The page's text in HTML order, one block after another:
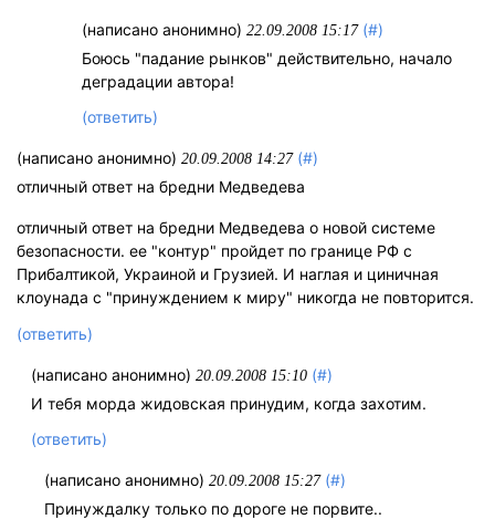
(написано анонимно)22.09.2008 15:17 (#)
Боюсь "падание рынков" действительно, начало
деградации автора!
(ответить)
(написано анонимно) 20.09.2008 14:27 (#)
отличный ответ на бредни Медведева
отличный ответ на бредни Медведева о новой системе
безопасности. ее "контур" пройдет по границе РФ с
Прибалтикой, Украиной и Грузией. И наглая и циничная
клоунада с "принуждением к миру" никогда не повторится.
(ответить)
(написано анонимно) 20.09.2008 15:10 (#)
И тебя морда жидовская принудим, когда захотим.
(ответить)
(написано анонимно) 20.09.2008 15:27 (#)
Принуждалку только по дороге не порвите..